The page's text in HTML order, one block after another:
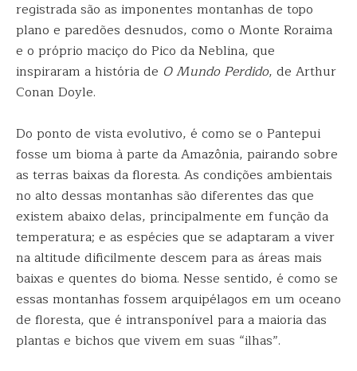
registrada são as imponentes montanhas de topo
plano e paredões desnudos, como o Monte Roraima
e o próprio maciço do Pico da Neblina, que
inspiraram a história de O Mundo Perdido, de Arthur
Conan Doyle.
Do ponto de vista evolutivo, é como se o Pantepui
fosse um bioma à parte da Amazônia, pairando sobre
as terras baixas da floresta. As condições ambientais
no alto dessas montanhas são diferentes das que
existem abaixo delas, principalmente em função da
temperatura; e as espécies que se adaptaram a viver
na altitude dificilmente descem para as áreas mais
baixas e quentes do bioma. Nesse sentido, é como se
essas montanhas fossem arquipélagos em um oceano
de floresta, que é intransponível para a maioria das
plantas e bichos que vivem em suas “ilhas”.